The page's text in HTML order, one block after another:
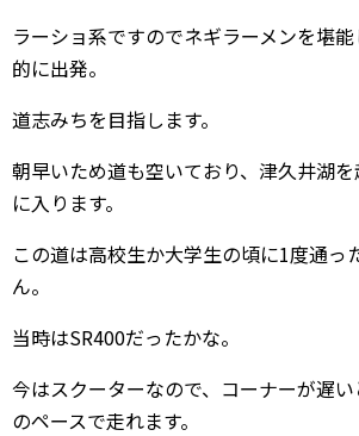
ラーショ系ですのでネギラーメンを堪
的に出発。
道志みちを目指します。
朝早いため道も空いており、津久井湖
に入ります。
この道は高校生か大学生の頃に1度通っ
ん。
当時はSR400だったかな。
今はスクーターなので、コーナーが遅
のペースで走れます。